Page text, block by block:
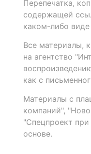
Перепечатка,
содержащей
каком-либо
Все материалы,
на агентство
как с
Материалы с
компаний",
"Спецпроект
основе.